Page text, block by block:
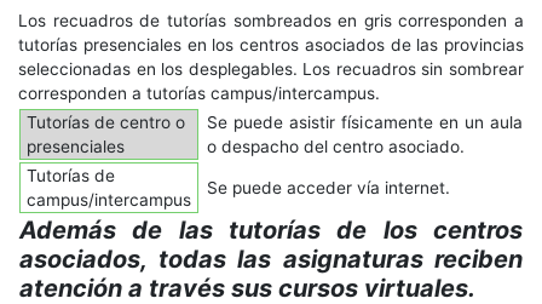
Los recuadros de tutorías sombreados en gris corresponden a
tutorías presenciales en los centros asociados de las provincias
seleccionadas en los desplegables. Los recuadros sin sombrear
corresponden a tutorías campus/intercampus.
Tutorías de centro o
presenciales
Se puede asistir físicamente en un aula
o despacho del centro asociado.
Tutorías de
campus/intercampus
Se puede acceder vía internet.
Además de las tutorías de los centros
asociados, todas las asignaturas reciben
atención a través sus cursos virtuales.